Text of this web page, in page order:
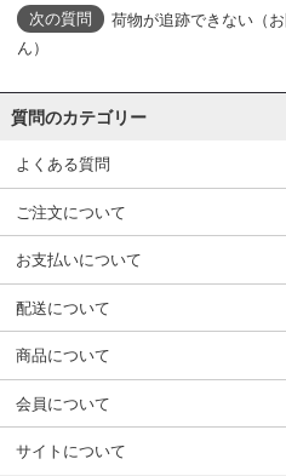
荷物が追跡できない（
ん）
質問のカテゴリー
よくある質問
ご注文について
お支払いについて
配送について
商品について
会員について
サイトについて